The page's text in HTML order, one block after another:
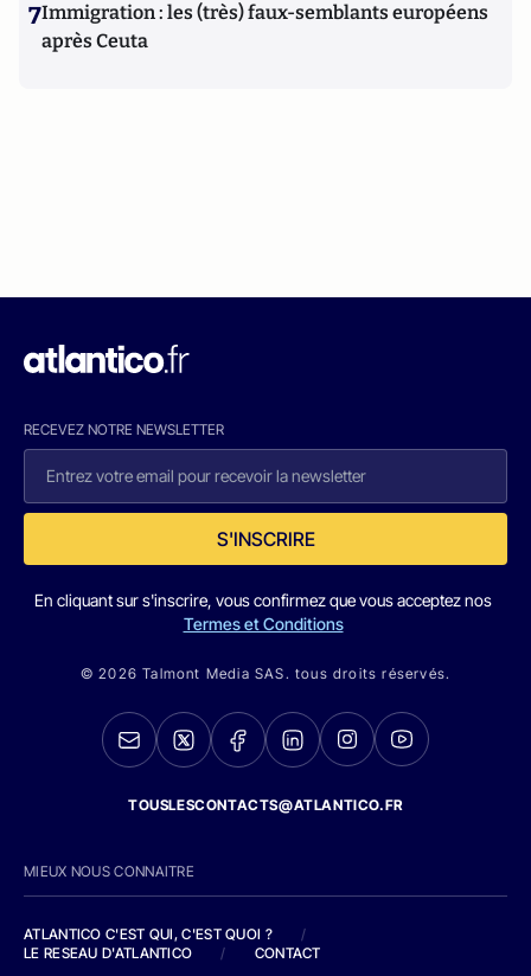
7Immigration : les (très) faux-semblants européens
après Ceuta
RECEVEZ NOTRE NEWSLETTER
S'INSCRIRE
En cliquant sur s'inscrire, vous confirmez que vous acceptez nos
Termes et Conditions
© 2026 Talmont Media SAS. tous droits réservés.
TOUSLESCONTACTS@ATLANTICO.FR
MIEUX NOUS CONNAITRE
ATLANTICO C'EST QUI, C'EST QUOI ?
/
LE RESEAU D'ATLANTICO
/ CONTACT